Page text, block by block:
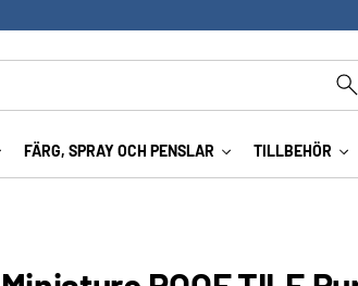
FÄRG, SPRAY OCH PENSLAR TILLBEHÖR